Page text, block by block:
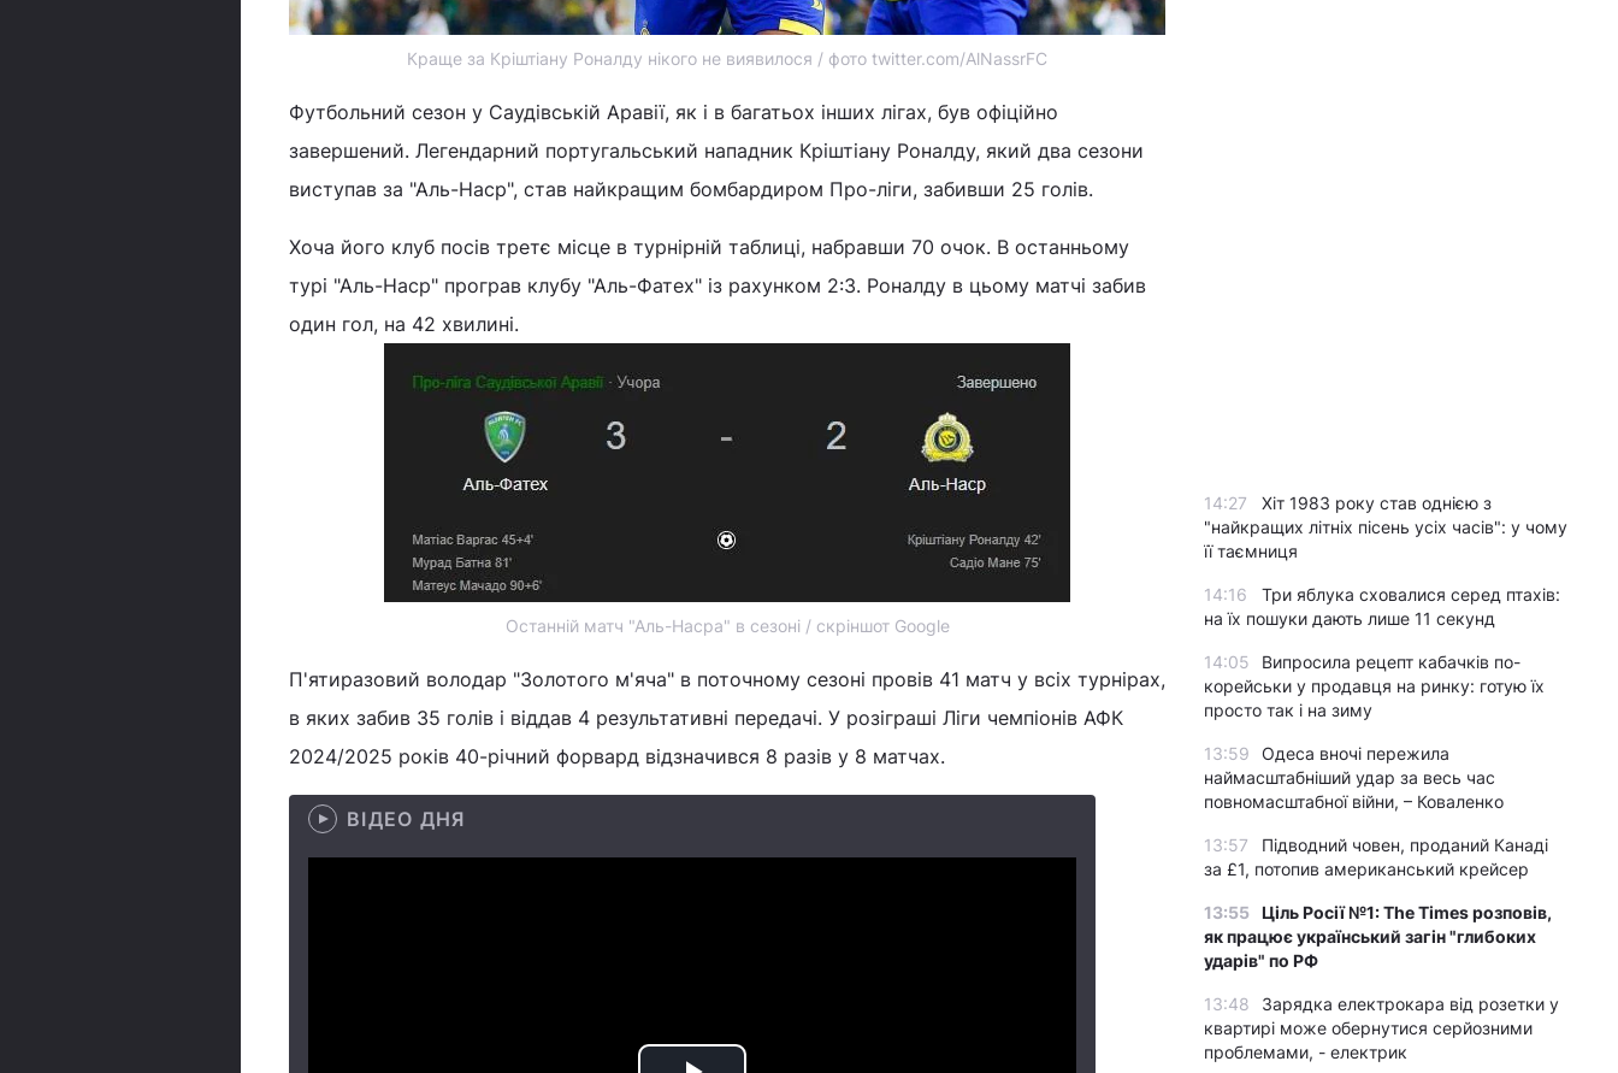
Краще за Кріштіану Роналду нікого не виявилося / фото twitter.com/AlNassrFC
Футбольний сезон у Саудівській Аравії, як і в багатьох інших лігах, був офіційно
завершений. Легендарний португальський нападник Кріштіану Роналду, який два сезони
виступав за "Аль-Наср", став найкращим бомбардиром Про-ліги, забивши 25 голів.
Хоча його клуб посів третє місце в турнірній таблиці, набравши 70 очок. В останньому
турі "Аль-Наср" програв клубу "Аль-Фатех" із рахунком 2:3. Роналду в цьому матчі забив
один гол, на 42 хвилині.
Останній матч "Аль-Насра" в сезоні / скріншот Google
П'ятиразовий володар "Золотого м'яча" в поточному сезоні провів 41 матч у всіх турнірах,
в яких забив 35 голів і віддав 4 результативні передачі. У розіграші Ліги чемпіонів АФК
2024/2025 років 40-річний форвард відзначився 8 разів у 8 матчах.
ВІДЕО ДНЯ
14:27
Хіт 1983 року став однією з
"найкращих літніх пісень усіх часів": у чому
її таємниця
14:16
Три яблука сховалися серед птахів:
на їх пошуки дають лише 11 секунд
14:05
Випросила рецепт кабачків по-
корейськи у продавця на ринку: готую їх
просто так і на зиму
13:59
Одеса вночі пережила
наймасштабніший удар за весь час
повномасштабної війни, – Коваленко
13:57
Підводний човен, проданий Канаді
за £1, потопив американський крейсер
13:55 Ціль Росії №1: The Times розповів,
як працює український загін "глибоких
ударів" по РФ
13:48
Зарядка електрокара від розетки у
квартирі може обернутися серйозними
проблемами, - електрик